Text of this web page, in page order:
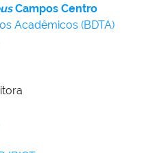
Campos Centro
Acadêmicos (BDTA)